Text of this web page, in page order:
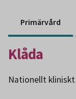
Primärvård
Klåda
Nationellt